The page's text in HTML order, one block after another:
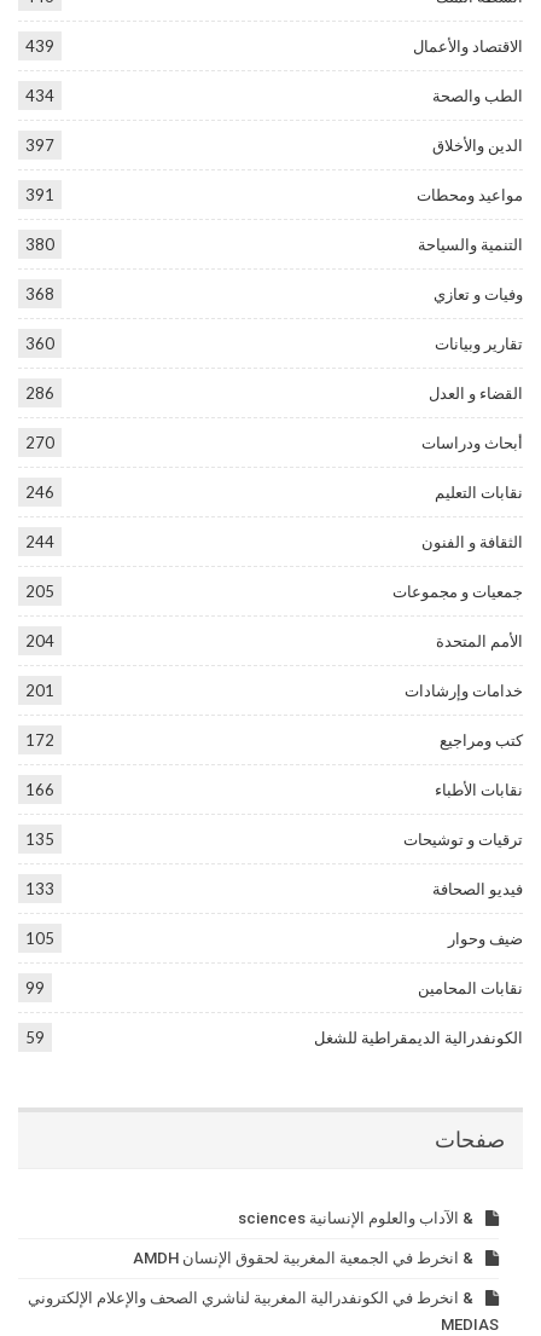
الاقتصاد والأعمال 439
الطب والصحة 434
الدين والأخلاق 397
مواعيد ومحطات 391
التنمية والسياحة 380
وفيات و تعازي 368
تقارير وبيانات 360
القضاء و العدل 286
أبحاث ودراسات 270
نقابات التعليم 246
الثقافة و الفنون 244
جمعيات و مجموعات 205
الأمم المتحدة 204
خدامات وإرشادات 201
كتب ومراجيع 172
نقابات الأطباء 166
ترقيات و توشيحات 135
فيديو الصحافة 133
ضيف وحوار 105
نقابات المحامين 99
الكونفدرالية الديمقراطية للشغل 59
صفحات
& الآداب والعلوم الإنسانية sciences
& انخرط في الجمعية المغربية لحقوق الإنسان AMDH
& انخرط في الكونفدرالية المغربية لناشري الصحف والإعلام الإلكتروني
MEDIAS